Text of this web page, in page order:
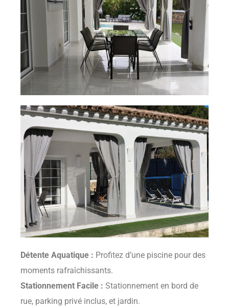
Détente Aquatique : Profitez d’une piscine pour des
moments rafraîchissants.
Stationnement Facile : Stationnement en bord de
rue, parking privé inclus, et jardin.